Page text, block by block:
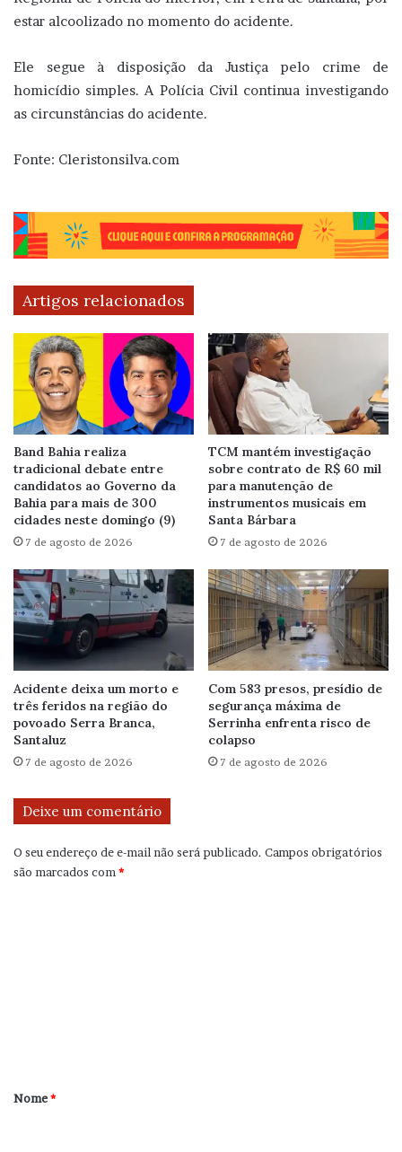
estar alcoolizado no momento do acidente.
Ele segue à disposição da Justiça pelo crime de
homicídio simples. A Polícia Civil continua investigando
as circunstâncias do acidente.
Fonte: Cleristonsilva.com
Artigos relacionados
Band Bahia realiza
tradicional debate entre
candidatos ao Governo da
Bahia para mais de 300
cidades neste domingo (9)
7 de agosto de 2026
TCM mantém investigação
sobre contrato de R$ 60 mil
para manutenção de
instrumentos musicais em
Santa Bárbara
7 de agosto de 2026
Acidente deixa um morto e
três feridos na região do
povoado Serra Branca,
Santaluz
7 de agosto de 2026
Com 583 presos, presídio de
segurança máxima de
Serrinha enfrenta risco de
colapso
7 de agosto de 2026
Deixe um comentário
O seu endereço de e-mail não será publicado. Campos obrigatórios
são marcados com *
r
Nome*